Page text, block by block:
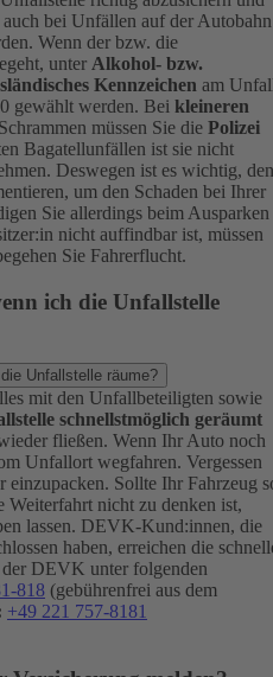
bei Unfällen auf der Autobahn
Wenn der bzw. die
unter Alkohol- bzw.
Kennzeichen am
gewählt werden. Bei kleineren
müssen Sie die Polizei
Bagatellunfällen ist sie nicht
Deswegen ist es wichtig, den
um den Schaden bei Ihrer
Sie allerdings beim Ausparken
nicht auffindbar ist, müssen
Sie Fahrerflucht.
ich die Unfallstelle
Unfallstelle räume?
mit den Unfallbeteiligten sowie
schnellstmöglich geräumt
fließen. Wenn Ihr Auto noch
Unfallort wegfahren. Vergessen
einzupacken. Sollte Ihr Fahrzeug
Weiterfahrt nicht zu denken ist,
lassen. DEVK-Kund:innen, die
haben, erreichen die
DEVK unter folgenden
818 (gebührenfrei aus dem
+49 221 757-8181